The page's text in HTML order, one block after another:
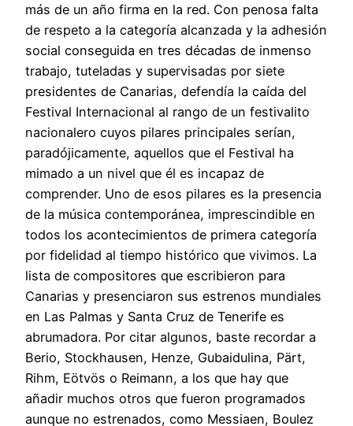
más de un año firma en la red. Con penosa falta
de respeto a la categoría alcanzada y la adhesión
social conseguida en tres décadas de inmenso
trabajo, tuteladas y supervisadas por siete
presidentes de Canarias, defendía la caída del
Festival Internacional al rango de un festivalito
nacionalero cuyos pilares principales serían,
paradójicamente, aquellos que el Festival ha
mimado a un nivel que él es incapaz de
comprender. Uno de esos pilares es la presencia
de la música contemporánea, imprescindible en
todos los acontecimientos de primera categoría
por fidelidad al tiempo histórico que vivimos. La
lista de compositores que escribieron para
Canarias y presenciaron sus estrenos mundiales
en Las Palmas y Santa Cruz de Tenerife es
abrumadora. Por citar algunos, baste recordar a
Berio, Stockhausen, Henze, Gubaidulina, Pärt,
Rihm, Eötvös o Reimann, a los que hay que
añadir muchos otros que fueron programados
aunque no estrenados, como Messiaen, Boulez